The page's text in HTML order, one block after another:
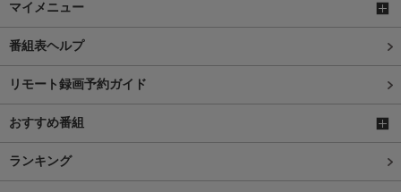
マイメニュー
番組表ヘルプ
リモート録画予約ガイド
おすすめ番組
ランキング